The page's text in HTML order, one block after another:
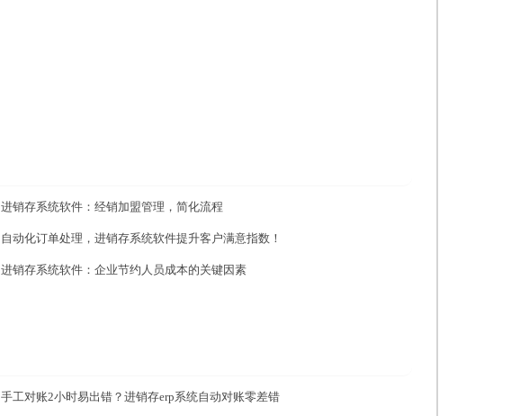
进销存系统软件：经销加盟管理，简化流程
自动化订单处理，进销存系统软件提升客户满意指数！
进销存系统软件：企业节约人员成本的关键因素
手工对账2小时易出错？进销存erp系统自动对账零差错